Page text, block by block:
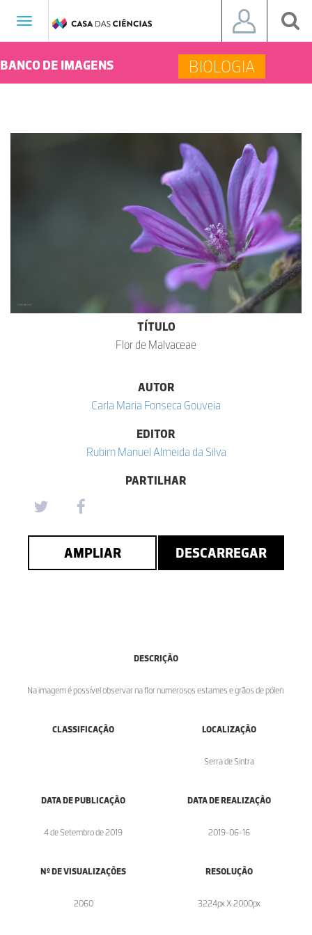
Toggle
BANCO DE IMAGENS BIOLOGIA
TÍTULO
Flor de Malvaceae
AUTOR
Carla Maria Fonseca Gouveia
EDITOR
Rubim Manuel Almeida da Silva
PARTILHAR
AMPLIAR DESCARREGAR
DESCRIÇÃO
Na imagem é possível observar na flor numerosos estames e grãos de pólen.
CLASSIFICAÇÃO LOCALIZAÇÃO
Serra de Sintra
DATA DE PUBLICAÇÃO
4 de Setembro de 2019
DATA DE REALIZAÇÃO
2019-06-16
Nº DE VISUALIZAÇÕES
2060
RESOLUÇÃO
3224px X 2000px